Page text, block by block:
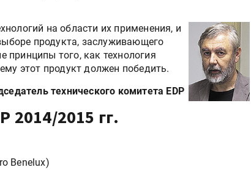
на области их применения, и
продукта, заслуживающего
принципы того, как технология
этот продукт должен победить.
технического комитета EDP
2014/2015 гг.
Benelux)